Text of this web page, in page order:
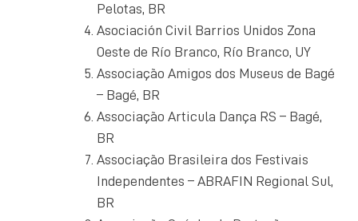
Pelotas, BR
Asociación Civil Barrios Unidos Zona
Oeste de Río Branco, Río Branco, UY
Associação Amigos dos Museus de Bagé
– Bagé, BR
Associação Articula Dança RS – Bagé,
BR
Associação Brasileira dos Festivais
Independentes – ABRAFIN Regional Sul,
BR